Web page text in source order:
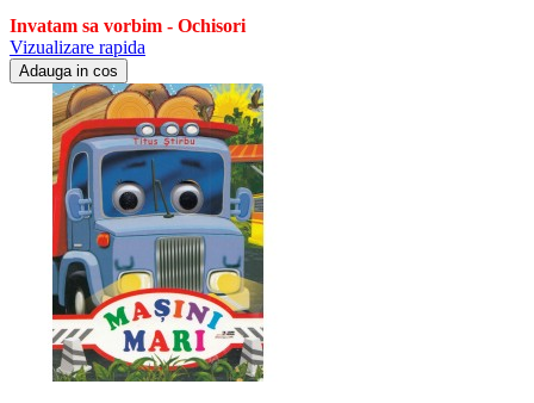
Invatam sa vorbim - Ochisori
Vizualizare rapida
Adauga in cos